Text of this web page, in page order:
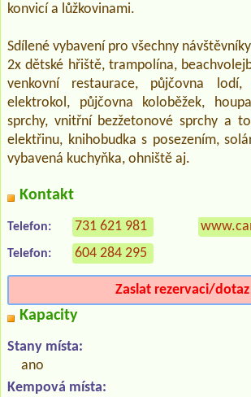
konvicí a lůžkovinami.
Sdílené vybavení pro všechny
2x dětské hřiště, trampolína,
venkovní restaurace, půjčovna
elektrokol, půjčovna koloběžek,
sprchy, vnitřní bezžetonové sprchy a
elektřinu, knihobudka s posezením,
vybavená kuchyňka, ohniště aj.
Kontakt
Telefon: 731 621 981
Telefon: 604 284 295
Zaslat rezervaci/dotaz
Kapacity
Stany místa:
ano
Kempová místa: